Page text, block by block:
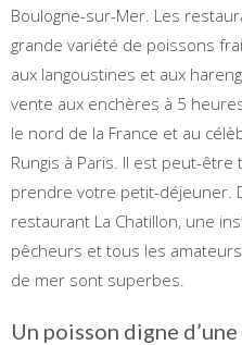
Boulogne-sur-Mer. Les
grande variété de poissons
aux langoustines et aux
vente aux enchères à 5
le nord de la France et au
Rungis à Paris. Il est peut-
prendre votre petit-déjeuner.
restaurant La Chatillon, une
pêcheurs et tous les
de mer sont superbes.
Un poisson digne